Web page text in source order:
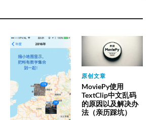
原创文章
MoviePy使用
TextClip中文乱码
的原因以及解决办
法（亲历踩坑）